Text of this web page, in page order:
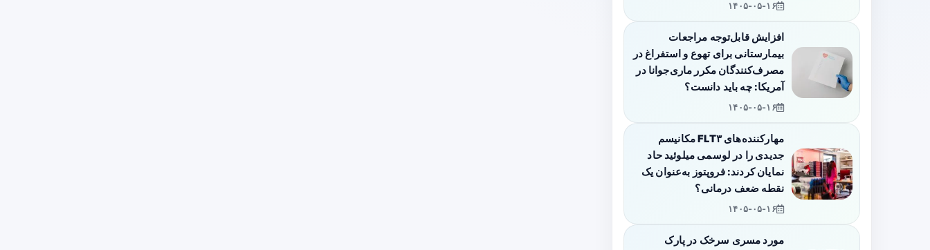
۱۴۰۵-۰۵-۱۶
افزایش قابل‌توجه مراجعات
بیمارستانی برای تهوع و استفراغ در
مصرف‌کنندگان مکرر ماری‌جوانا در
آمریکا: چه باید دانست؟
۱۴۰۵-۰۵-۱۶
مهارکننده‌های FLT۳ مکانیسم
جدیدی را در لوسمی میلوئید حاد
نمایان کردند: فروپتوز به‌عنوان یک
نقطه ضعف درمانی؟
۱۴۰۵-۰۵-۱۶
مورد مسری سرخک در پارک